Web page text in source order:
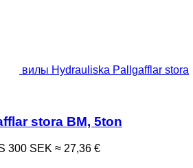
вилы Hydrauliska Pallgafflar stora
stora BM, 5ton
300 SEK ≈ 27,36 €